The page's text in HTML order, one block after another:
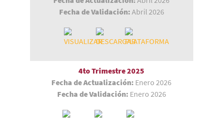
Fecha de Validación: Abril 2026
4to Trimestre 2025
Fecha de Actualización: Enero 2026
Fecha de Validación: Enero 2026